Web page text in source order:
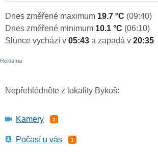
Dnes změřené maximum 19.7 °C (09:40)
Dnes změřené minimum 10.1 °C (06:10)
Slunce vychází v 05:43 a zapadá v 20:35
Nepřehlédněte z lokality Bykoš:
Kamery 2
Počasí u vás 1